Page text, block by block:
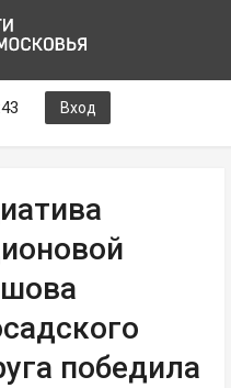
Вход
победила